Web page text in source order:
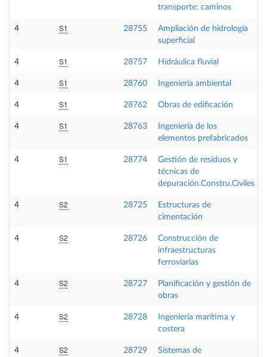
transporte: caminos
4 S1 28755
Ampliación de hidrología
superficial
4 S1 28757 Hidráulica fluvial
4 S1 28760 Ingeniería ambiental
4 S1 28762 Obras de edificación
4 S1 28763
Ingeniería de los
elementos prefabricados
4 S1 28774
Gestión de residuos y
técnicas de
depuración.Constru.Civiles
4 S2 28725
Estructuras de
cimentación
4 S2 28726
Construcción de
infraestructuras
ferroviarias
4 S2 28727
Planificación y gestión de
obras
4 S2 28728
Ingeniería marítima y
costera
4 S2 28729
Sistemas de